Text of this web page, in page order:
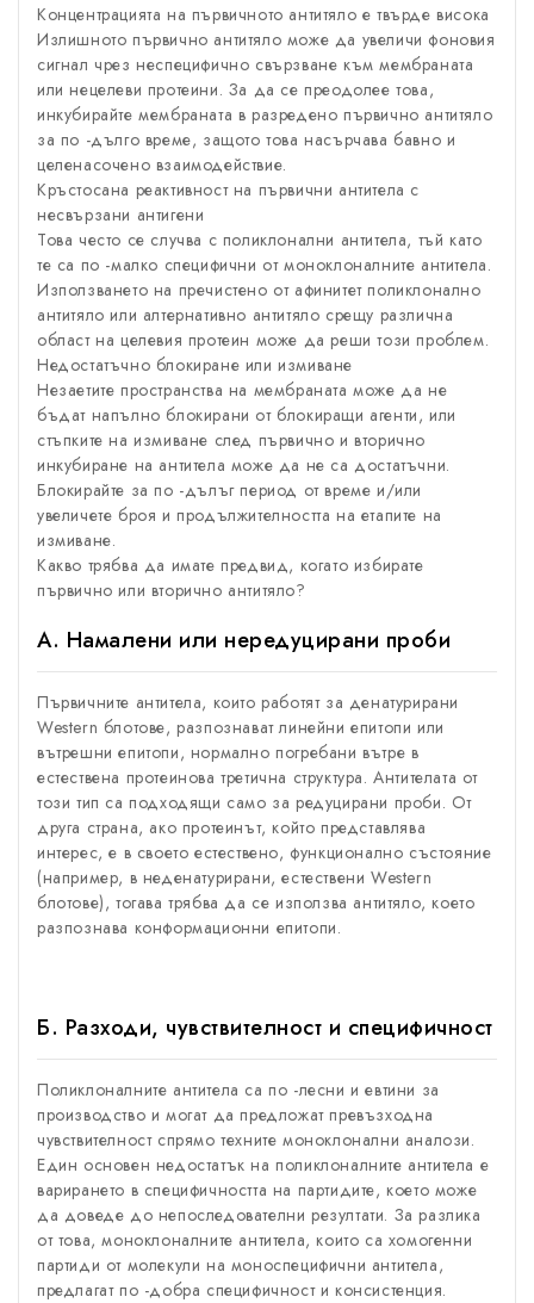
Концентрацията на първичното антитяло е твърде висока
Излишното първично антитяло може да увеличи фоновия
сигнал чрез неспецифично свързване към мембраната
или нецелеви протеини. За да се преодолее това,
инкубирайте мембраната в разредено първично антитяло
за по -дълго време, защото това насърчава бавно и
целенасочено взаимодействие.
Кръстосана реактивност на първични антитела с
несвързани антигени
Това често се случва с поликлонални антитела, тъй като
те са по -малко специфични от моноклоналните антитела.
Използването на пречистено от афинитет поликлонално
антитяло или алтернативно антитяло срещу различна
област на целевия протеин може да реши този проблем.
Недостатъчно блокиране или измиване
Незаетите пространства на мембраната може да не
бъдат напълно блокирани от блокиращи агенти, или
стъпките на измиване след първично и вторично
инкубиране на антитела може да не са достатъчни.
Блокирайте за по -дълъг период от време и/или
увеличете броя и продължителността на етапите на
измиване.
Какво трябва да имате предвид, когато избирате
първично или вторично антитяло?
А. Намалени или нередуцирани проби
Първичните антитела, които работят за денатурирани
Western блотове, разпознават линейни епитопи или
вътрешни епитопи, нормално погребани вътре в
естествена протеинова третична структура. Антителата от
този тип са подходящи само за редуцирани проби. От
друга страна, ако протеинът, който представлява
интерес, е в своето естествено, функционално състояние
(например, в неденатурирани, естествени Western
блотове), тогава трябва да се използва антитяло, което
разпознава конформационни епитопи.
Б. Разходи, чувствителност и специфичност
Поликлоналните антитела са по -лесни и евтини за
производство и могат да предложат превъзходна
чувствителност спрямо техните моноклонални аналози.
Един основен недостатък на поликлоналните антитела е
варирането в специфичността на партидите, което може
да доведе до непоследователни резултати. За разлика
от това, моноклоналните антитела, които са хомогенни
партиди от молекули на моноспецифични антитела,
предлагат по -добра специфичност и консистенция.